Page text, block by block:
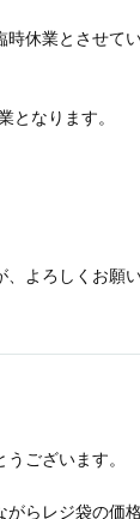
休業とさせてい
となります。
よろしくお願い
ございます。
らレジ袋の価